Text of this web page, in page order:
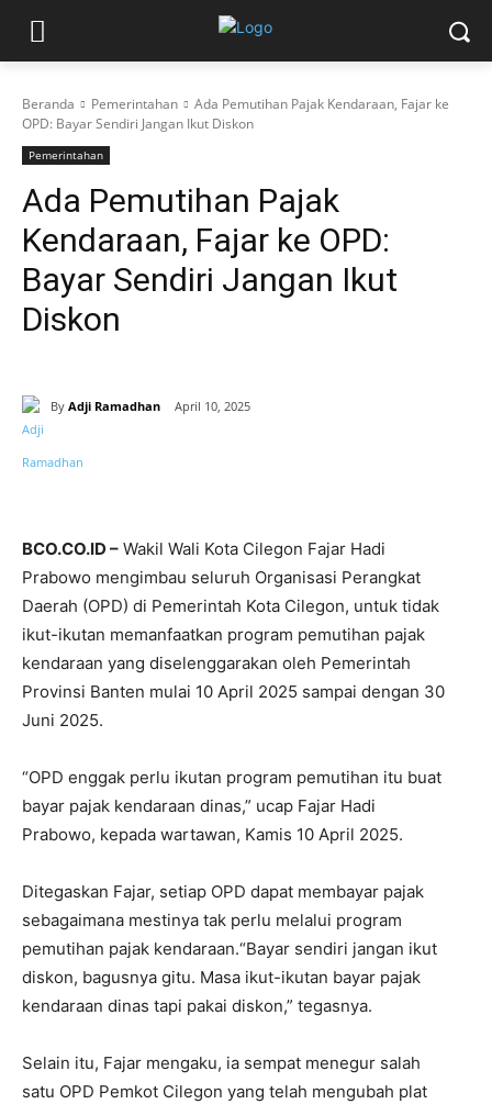
Beranda Pemerintahan
Ada Pemutihan Pajak Kendaraan, Fajar ke
OPD: Bayar Sendiri Jangan Ikut Diskon
Pemerintahan
Ada Pemutihan Pajak
Kendaraan, Fajar ke OPD:
Bayar Sendiri Jangan Ikut
Diskon
By Adji Ramadhan April 10, 2025
BCO.CO.ID – Wakil Wali Kota Cilegon Fajar Hadi
Prabowo mengimbau seluruh Organisasi Perangkat
Daerah (OPD) di Pemerintah Kota Cilegon, untuk tidak
ikut-ikutan memanfaatkan program pemutihan pajak
kendaraan yang diselenggarakan oleh Pemerintah
Provinsi Banten mulai 10 April 2025 sampai dengan 30
Juni 2025.
“OPD enggak perlu ikutan program pemutihan itu buat
bayar pajak kendaraan dinas,” ucap Fajar Hadi
Prabowo, kepada wartawan, Kamis 10 April 2025.
Ditegaskan Fajar, setiap OPD dapat membayar pajak
sebagaimana mestinya tak perlu melalui program
pemutihan pajak kendaraan.“Bayar sendiri jangan ikut
diskon, bagusnya gitu. Masa ikut-ikutan bayar pajak
kendaraan dinas tapi pakai diskon,” tegasnya.
Selain itu, Fajar mengaku, ia sempat menegur salah
satu OPD Pemkot Cilegon yang telah mengubah plat